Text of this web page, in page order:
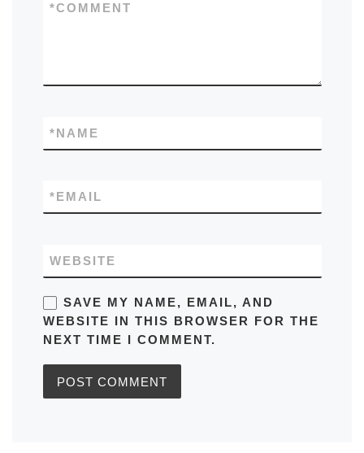
COMMENT
*
NAME
*
EMAIL
*
WEBSITE
SAVE MY NAME, EMAIL, AND
WEBSITE IN THIS BROWSER FOR THE
NEXT TIME I COMMENT.